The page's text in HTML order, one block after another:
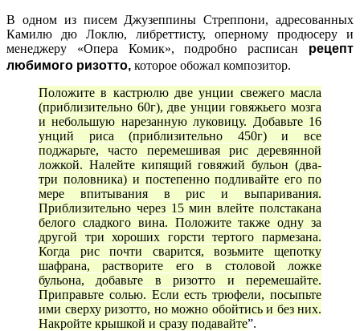
В одном из писем Джузеппины Стреппони, адресованных
Камилю дю Локлю, либреттисту, оперному продюсеру и
менеджеру «Опера Комик», подробно расписан рецепт
любимого ризотто, которое обожалкомпозитор.
Положите в кастрюлю две унции свежего масла
(приблизительно 60г), две унции говяжьего мозга
и небольшую нарезанную луковицу. Добавьте 16
унций риса (приблизительно 450г) и все
поджарьте, часто перемешивая рис деревянной
ложкой. Налейте кипящий говяжий бульон (два-
три половника) и постепенно подливайте его по
мере впитывания в рис и выпаривания.
Приблизительно через 15 мин влейте полстакана
белого сладкого вина. Положите также одну за
другой три хороших горсти тертого пармезана.
Когда рис почти сварится, возьмите щепотку
шафрана, растворите его в столовой ложке
бульона, добавьте в ризотто и перемешайте.
Приправьте солью. Если есть трюфели, посыпьте
ими сверху ризотто, но можно обойтись и без них.
Накройте крышкой и сразу подавайте”.